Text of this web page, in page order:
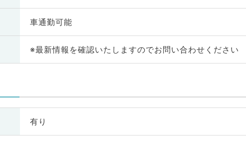
車通勤可能
※最新情報を確認いたしますのでお問い合わせください
有り